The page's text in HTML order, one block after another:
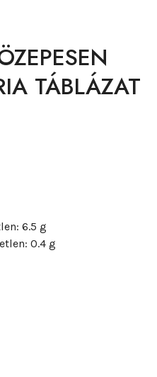
TÁBLÁZAT
6.5 g
0.4 g